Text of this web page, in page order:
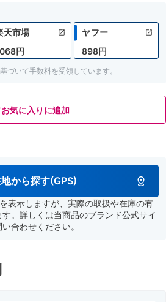
天市場
円
ヤフー
898円
づいて手数料を受領しています。
お気に入りに追加
から探す(GPS)
表示しますが、実際の取扱や在庫の有
。詳しくは当商品のブランド公式サイ
合わせください。